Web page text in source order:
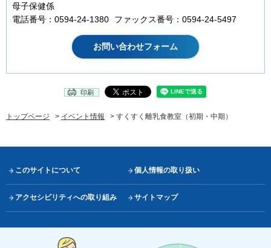
母子保健係
電話番号：0594-24-1380
ファックス番号：0594-24-5497
印刷
トップページ > イベント情報 > すくすく離乳食教室（初期・中期）
このサイトについて 個人情報の取り扱い
アクセシビリティへの取り組み サイトマップ